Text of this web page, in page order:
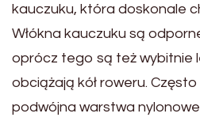
kauczuku, która doskonale
Włókna kauczuku są
oprócz tego są też wybitnie
obciążają kół roweru.
podwójna warstwa